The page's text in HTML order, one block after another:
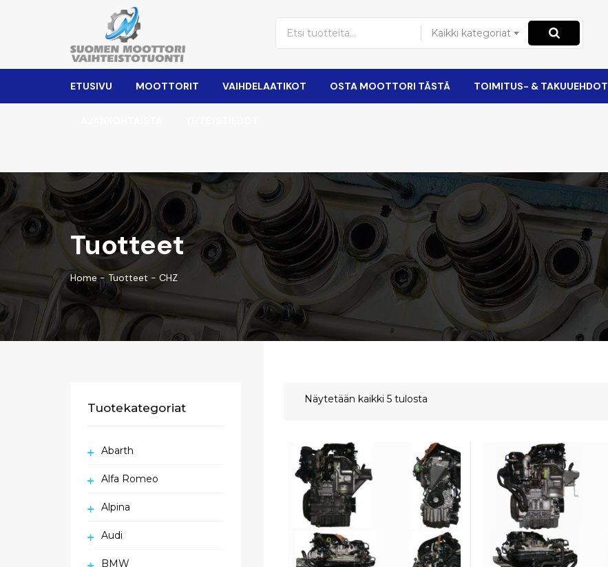
Kaikki kategoriat
ETUSIVU MOOTTORIT VAIHDELAATIKOT OSTA MOOTTORI TÄSTÄ TOIMITUS- & TAKUUEHDOT
Tuotteet
Home-Tuotteet - CHZ
Näytetään kaikki 5 tulosta
Tuotekategoriat
Abarth
Alfa Romeo
Alpina
Audi
BMW